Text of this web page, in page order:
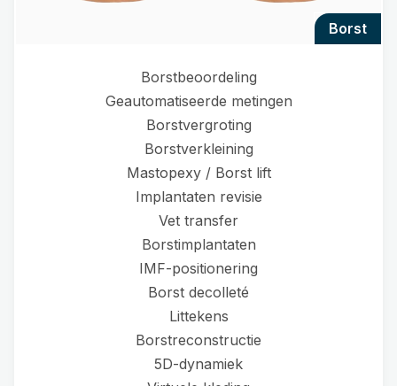
borst
Borstbeoordeling
Geautomatiseerde metingen
Borstvergroting
Borstverkleining
Mastopexy / Borst lift
Implantaten revisie
Vet transfer
Borstimplantaten
IMF-positionering
Borst decolleté
Littekens
Borstreconstructie
5D-dynamiek